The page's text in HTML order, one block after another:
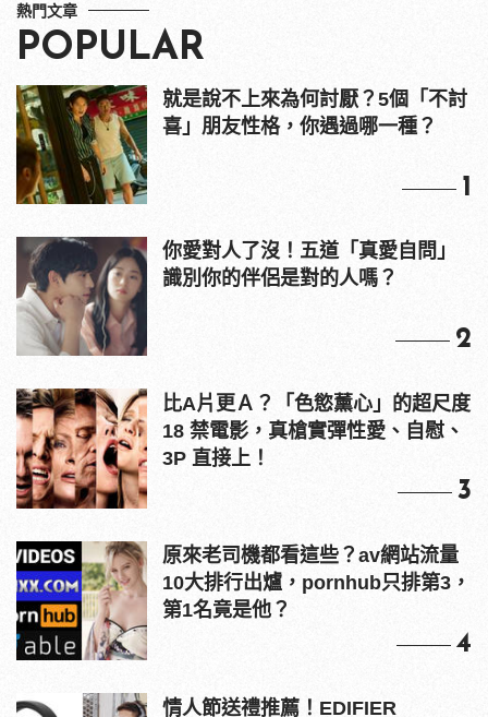
熱門文章
POPULAR
就是說不上來為何討厭？5個「不討
喜」朋友性格，你遇過哪一種？
1
你愛對人了沒！五道「真愛自問」
識別你的伴侶是對的人嗎？
2
比A片更Ａ？「色慾薰心」的超尺度
18 禁電影，真槍實彈性愛、自慰、
3P 直接上！
3
原來老司機都看這些？av網站流量
10大排行出爐，pornhub只排第3，
第1名竟是他？
4
情人節送禮推薦！EDIFIER